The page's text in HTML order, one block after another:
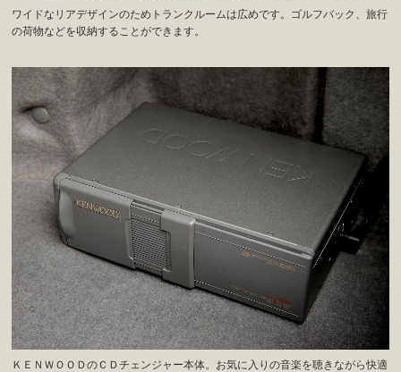
ワイドなリアデザインのためトランクルームは広めです。ゴルフバック、旅行
の荷物などを収納することができます。
ＫＥＮＷＯＯＤのＣＤチェンジャー本体。お気に入りの音楽を聴きながら快適